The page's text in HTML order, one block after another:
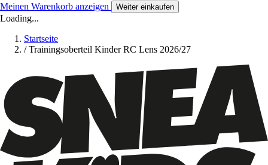
Meinen Warenkorb anzeigen Weiter einkaufen
Loading...
Startseite
/ Trainingsoberteil Kinder RC Lens 2026/27